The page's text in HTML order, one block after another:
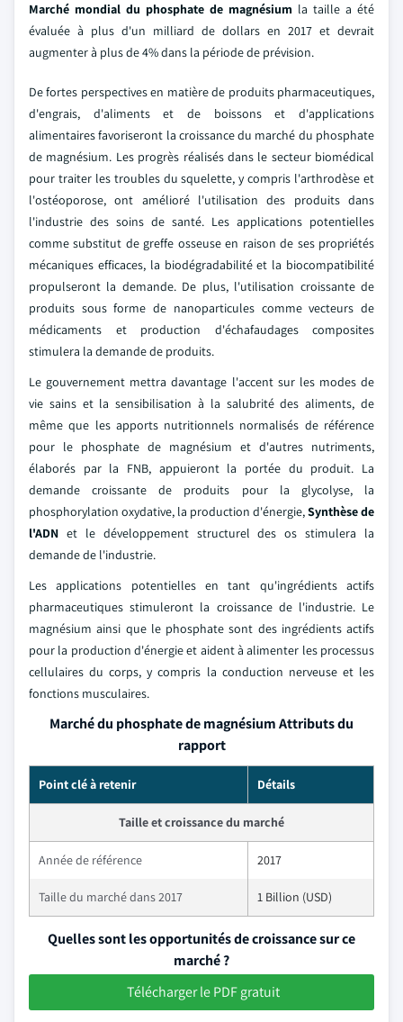
Marché mondial du phosphate de magnésium la taille a été
évaluée à plus d'un milliard de dollars en 2017 et devrait
augmenter à plus de 4% dans la période de prévision.
De fortes perspectives en matière de produits pharmaceutiques,
d'engrais, d'aliments et de boissons et d'applications
alimentaires favoriseront la croissance du marché du phosphate
de magnésium. Les progrès réalisés dans le secteur biomédical
pour traiter les troubles du squelette, y compris l'arthrodèse et
l'ostéoporose, ont amélioré l'utilisation des produits dans
l'industrie des soins de santé. Les applications potentielles
comme substitut de greffe osseuse en raison de ses propriétés
mécaniques efficaces, la biodégradabilité et la biocompatibilité
propulseront la demande. De plus, l'utilisation croissante de
produits sous forme de nanoparticules comme vecteurs de
médicaments et production d'échafaudages composites
stimulera la demande de produits.
Le gouvernement mettra davantage l'accent sur les modes de
vie sains et la sensibilisation à la salubrité des aliments, de
même que les apports nutritionnels normalisés de référence
pour le phosphate de magnésium et d'autres nutriments,
élaborés par la FNB, appuieront la portée du produit. La
demande croissante de produits pour la glycolyse, la
phosphorylation oxydative, la production d'énergie,Synthèse de
l'ADN et le développement structurel des os stimulera la
demande de l'industrie.
Les applications potentielles en tant qu'ingrédients actifs
pharmaceutiques stimuleront la croissance de l'industrie. Le
magnésium ainsi que le phosphate sont des ingrédients actifs
pour la production d'énergie et aident à alimenter les processus
cellulaires du corps, y compris la conduction nerveuse et les
fonctions musculaires.
Marché du phosphate de magnésium Attributs du
rapport
Point clé à retenir Détails
Taille et croissance du marché
Année de référence 2017
Taille du marché dans 2017 1 Billion (USD)
Quelles sont les opportunités de croissance sur ce
marché ?
Télécharger le PDF gratuit